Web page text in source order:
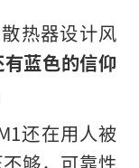
热器设计风
蓝色的信仰
还在用人被
够，可靠性